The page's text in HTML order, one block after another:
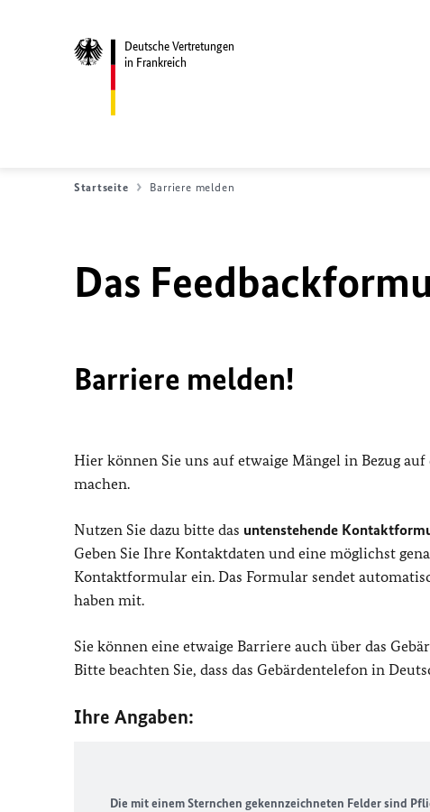
Deutsche Vertretungen
in Frankreich
Startseite Barriere melden
Das
Barriere melden!
Hier können Sie uns auf etwaige Mängel in Bezug
machen.
Nutzen Sie dazu bitte das untenstehende
Geben Sie Ihre Kontaktdaten und eine möglichst
Kontaktformular ein. Das Formular sendet
haben mit.
Sie können eine etwaige Barriere auch über das
Bitte beachten Sie, dass das Gebärdentelefon in
Ihre Angaben:
Die mit einem Sternchen gekennzeichneten Felder sind